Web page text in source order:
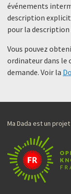
événements
description
pour la
Vous pouvez
ordinateur dans le
demande. Voir la
Ma Dada est un